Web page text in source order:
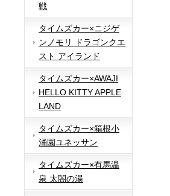
戦
タイムズカー×ニジゲ
ンノモリ ドラゴンクエ
スト アイランド
タイムズカー×AWAJI
HELLO KITTY APPLE
LAND
タイムズカー×箱根小
涌園ユネッサン
タイムズカー×有馬温
泉 太閤の湯